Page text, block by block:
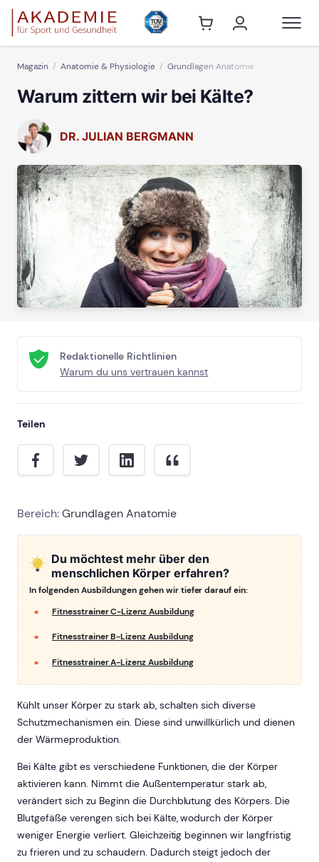
Magazin Anatomie & Physiologie Grundlagen Anatomie
Warum zittern wir bei Kälte?
DR. JULIAN BERGMANN
Redaktionelle Richtlinien
Warum du uns vertrauen kannst
Teilen
Bereich:Grundlagen Anatomie
Du möchtest mehr über den
menschlichen Körper erfahren?
In folgenden Ausbildungen gehen wir tiefer darauf ein:
Fitnesstrainer C-Lizenz Ausbildung
Fitnesstrainer B-Lizenz Ausbildung
Fitnesstrainer A-Lizenz Ausbildung
Kühlt unser Körper zu stark ab, schalten sich diverse
Schutzmechanismen ein. Diese sind unwillkürlich und dienen
der Wärmeproduktion.
Bei Kälte gibt es verschiedene Funktionen, die der Körper
aktivieren kann. Nimmt die Außentemperatur stark ab,
verändert sich zu Beginn die Durchblutung des Körpers. Die
Blutgefäße verengen sich bei Kälte, wodurch der Körper
weniger Energie verliert. Gleichzeitig beginnen wir langfristig
zu frieren und zu schaudern. Dadurch steigt jedoch der